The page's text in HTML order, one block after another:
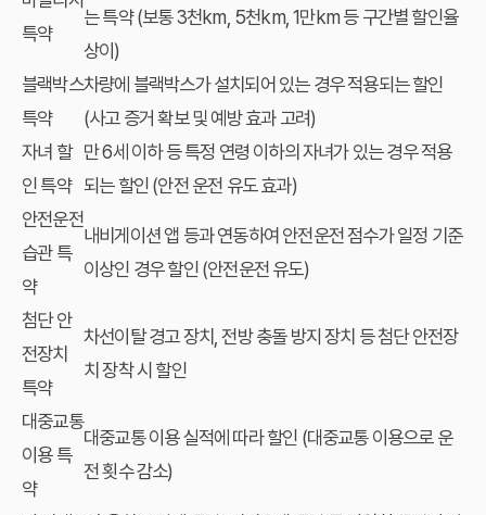
특약
는 특약 (보통 3천km, 5천km, 1만km 등 구간별 할인율
상이)
블랙박스
특약
차량에 블랙박스가 설치되어 있는 경우 적용되는 할인
(사고 증거 확보 및 예방 효과 고려)
자녀 할
인 특약
만 6세 이하 등 특정 연령 이하의 자녀가 있는 경우 적용
되는 할인 (안전 운전 유도 효과)
안전운전
습관 특
약
내비게이션 앱 등과 연동하여 안전운전 점수가 일정 기준
이상인 경우 할인 (안전운전 유도)
첨단 안
전장치
특약
차선이탈 경고 장치, 전방 충돌 방지 장치 등 첨단 안전장
치 장착 시 할인
대중교통
이용 특
약
대중교통 이용 실적에 따라 할인 (대중교통 이용으로 운
전 횟수 감소)